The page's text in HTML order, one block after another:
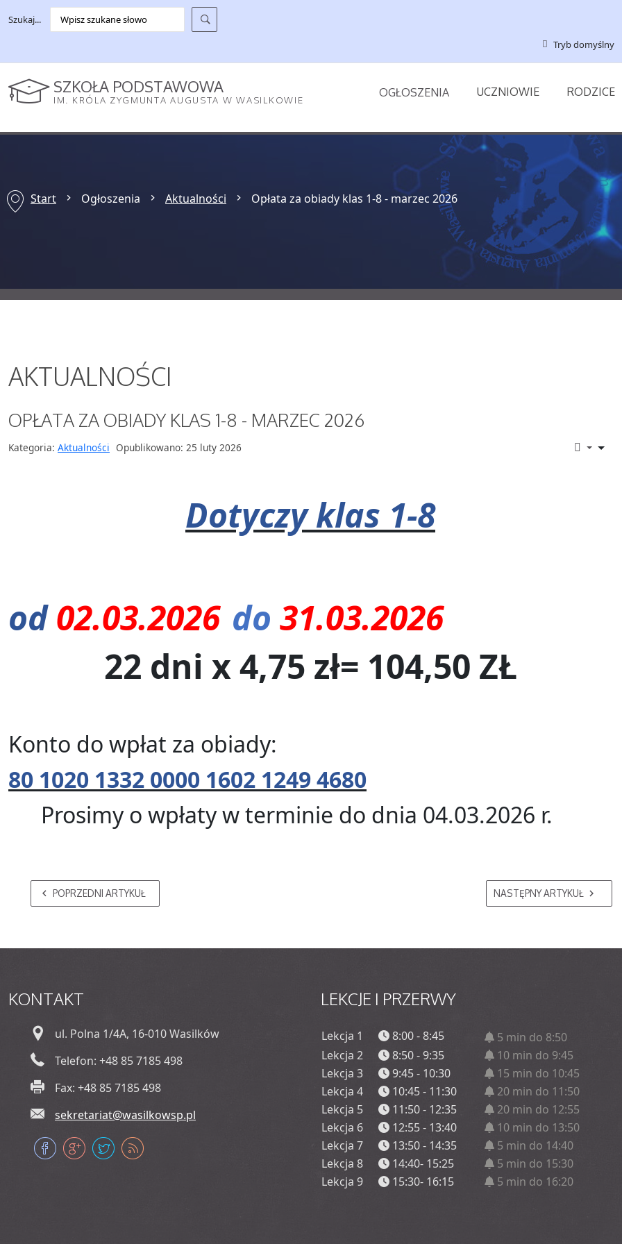
Szukaj...
Tryb domyślny
SZKOŁA PODSTAWOWA
IM. KRÓLA ZYGMUNTA AUGUSTA W WASILKOWIE
OGŁOSZENIA UCZNIOWIE RODZICE
Start Ogłoszenia Aktualności Opłata za obiady klas 1-8 - marzec 2026
AKTUALNOŚCI
OPŁATA ZA OBIADY KLAS 1-8 - MARZEC 2026
Kategoria: Aktualności Opublikowano: 25 luty 2026
Dotyczy klas 1-8
od02.03.2026 do 31.03.2026
22 dni x 4,75 zł= 104,50 ZŁ
Konto do wpłat za obiady:
80 1020 1332 0000 1602 1249 4680
Prosimy o wpłaty w terminie do dnia 04.03.2026 r.
POPRZEDNI ARTYKUŁ NASTĘPNY ARTYKUŁ
KONTAKT
ul. Polna 1/4A, 16-010 Wasilków
Telefon: +48 85 7185 498
Fax: +48 85 7185 498
sekretariat@wasilkowsp.pl
LEKCJE I PRZERWY
Lekcja 1 8:00 - 8:45
5 min do 8:50
Lekcja 2
8:50 - 9:35
10 min do 9:45
Lekcja 3
9:45 - 10:30
15 min do 10:45
Lekcja 4
10:45 - 11:30
20 min do 11:50
Lekcja 5
11:50 - 12:35
20 min do 12:55
Lekcja 6
12:55 - 13:40
10 min do 13:50
Lekcja 7
13:50 - 14:35
5 min do 14:40
Lekcja 8
14:40- 15:25
5 min do 15:30
Lekcja 9
15:30- 16:15 5 min do 16:20